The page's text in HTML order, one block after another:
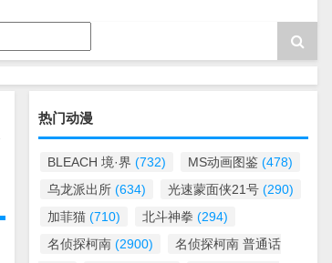
热门动漫
BLEACH 境·界 (732) MS动画图鉴 (478)
乌龙派出所 (634) 光速蒙面侠21号 (290)
加菲猫 (710) 北斗神拳 (294)
名侦探柯南 (2900)
名侦探柯南 普通话